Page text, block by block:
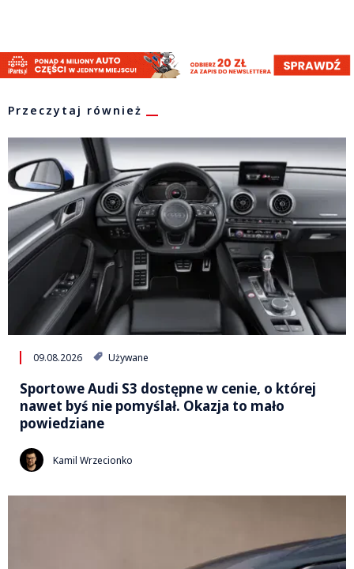
Przeczytaj również
09.08.2026 Używane
Sportowe Audi S3 dostępne w cenie, o której
nawet byś nie pomyślał. Okazja to mało
powiedziane
Kamil Wrzecionko